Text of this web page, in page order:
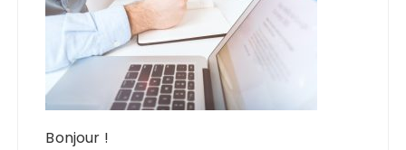
Bonjour !